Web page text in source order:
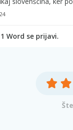
Word se prijavi.